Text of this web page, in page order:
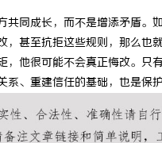
共同成长，而不是增添矛盾
，甚至抗拒这些规则，那么也
，他很可能不会真正悔改。
系、重建信任的基础，也是保